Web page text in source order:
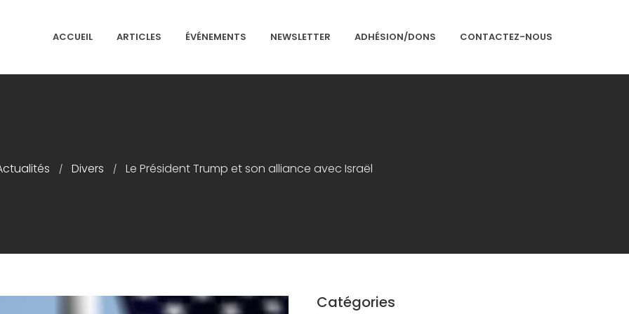
ACCUEIL ARTICLES ÉVÉNEMENTS NEWSLETTER ADHÉSION/DONS CONTACTEZ-NOUS
/ Divers / Le Président Trump et son alliance avec Israël
Catégories